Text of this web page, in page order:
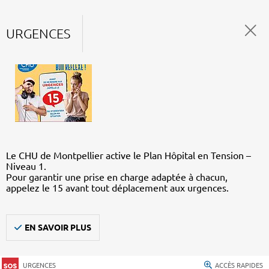
URGENCES
Le CHU de Montpellier active le Plan Hôpital en Tension –
Niveau 1.
Pour garantir une prise en charge adaptée à chacun,
appelez le 15 avant tout déplacement aux urgences.
EN SAVOIR PLUS
URGENCES ACCÈS RAPIDES